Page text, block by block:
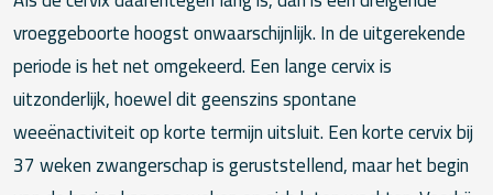
vroeggeboorte hoogst onwaarschijnlijk. In de uitgerekende
periode is het net omgekeerd. Een lange cervix is
uitzonderlijk, hoewel dit geenszins spontane
weeënactiviteit op korte termijn uitsluit. Een korte cervix bij
37 weken zwangerschap is geruststellend, maar het begin